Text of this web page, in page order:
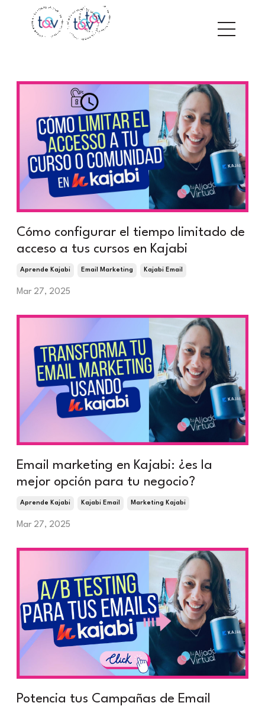
Cómo configurar el tiempo limitado de
acceso a tus cursos en Kajabi
Aprende Kajabi Email Marketing Kajabi Email
Mar 27, 2025
Email marketing en Kajabi: ¿es la
mejor opción para tu negocio?
Aprende Kajabi Kajabi Email Marketing Kajabi
Mar 27, 2025
Potencia tus Campañas de Email